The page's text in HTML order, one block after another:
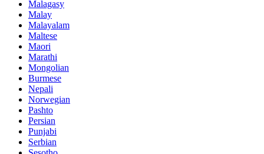
Malagasy
Malay
Malayalam
Maltese
Maori
Marathi
Mongolian
Burmese
Nepali
Norwegian
Pashto
Persian
Punjabi
Serbian